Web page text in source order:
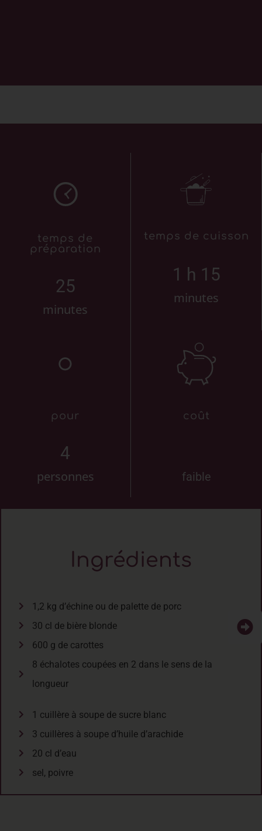
temps de
préparation
minutes
25
temps de cuisson
minutes
1 h 15
pour
personnes
4
coût
faible
Ingrédients
1,2 kg d’échine ou de palette de porc
30 cl de bière blonde
600 g de carottes
8 échalotes coupées en 2 dans le sens de la
longueur
1 cuillère à soupe de sucre blanc
3 cuillères à soupe d’huile d’arachide
20 cl d’eau
sel, poivre